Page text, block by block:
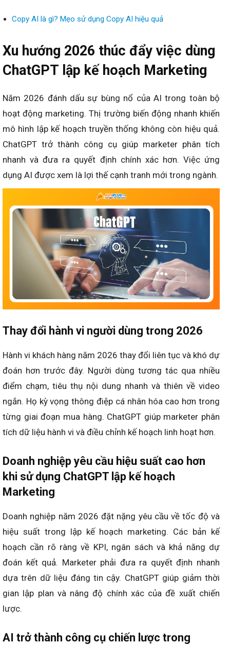
Copy AI là gì? Mẹo sử dụng Copy AI hiệu quả
Xu hướng 2026 thúc đẩy việc dùng
ChatGPT lập kế hoạch Marketing
Năm 2026 đánh dấu sự bùng nổ của AI trong toàn bộ
hoạt động marketing. Thị trường biến động nhanh khiến
mô hình lập kế hoạch truyền thống không còn hiệu quả.
ChatGPT trở thành công cụ giúp marketer phân tích
nhanh và đưa ra quyết định chính xác hơn. Việc ứng
dụng AI được xem là lợi thế cạnh tranh mới trong ngành.
Thay đổi hành vi người dùng trong 2026
Hành vi khách hàng năm 2026 thay đổi liên tục và khó dự
đoán hơn trước đây. Người dùng tương tác qua nhiều
điểm chạm, tiêu thụ nội dung nhanh và thiên về video
ngắn. Họ kỳ vọng thông điệp cá nhân hóa cao hơn trong
từng giai đoạn mua hàng. ChatGPT giúp marketer phân
tích dữ liệu hành vi và điều chỉnh kế hoạch linh hoạt hơn.
Doanh nghiệp yêu cầu hiệu suất cao hơn
khi sử dụng ChatGPT lập kế hoạch
Marketing
Doanh nghiệp năm 2026 đặt nặng yêu cầu về tốc độ và
hiệu suất trong lập kế hoạch marketing. Các bản kế
hoạch cần rõ ràng về KPI, ngân sách và khả năng dự
đoán kết quả. Marketer phải đưa ra quyết định nhanh
dựa trên dữ liệu đáng tin cậy. ChatGPT giúp giảm thời
gian lập plan và nâng độ chính xác của đề xuất chiến
lược.
AI trở thành công cụ chiến lược trong